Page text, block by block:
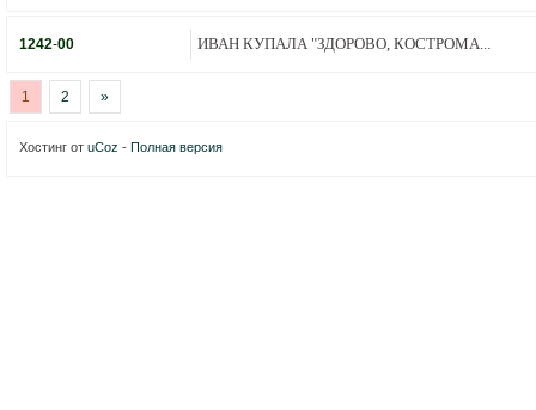
1242-00 ИВАН КУПАЛА "ЗДОРОВО, КОСТРОМА...
1 2 »
Хостинг от uCoz - Полная версия